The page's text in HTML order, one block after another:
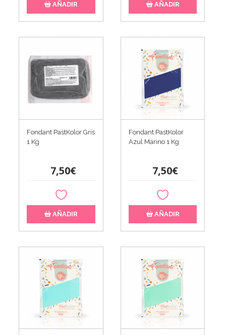
AÑADIR AÑADIR
Fondant PastKolor Gris
1 Kg
7,50€
AÑADIR
Fondant PastKolor
Azul Marino 1 Kg
7,50€
AÑADIR